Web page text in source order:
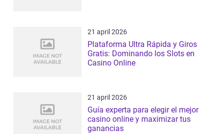
21 april 2026
Plataforma Ultra Rápida y Giros
Gratis: Dominando los Slots en
Casino Online
21 april 2026
Guía experta para elegir el mejor
casino online y maximizar tus
ganancias